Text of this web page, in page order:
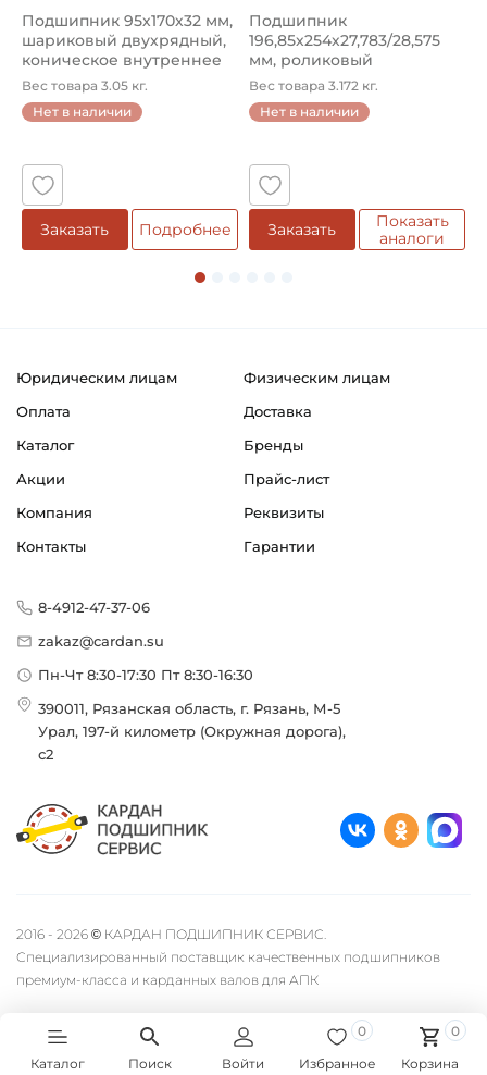
Подшипник 95х170х32 мм,
шариковый двухрядный,
коническое внутреннее
кол...
Вес товара 3.05 кг.
Нет в наличии
Заказать Подробнее
Подшипник
196,85х254х27,783/28,575
мм, роликовый
однорядный конический
...
Вес товара 3.172 кг.
Нет в наличии
Заказать
Показать
аналоги
Юридическим лицам
Физическим лицам
Оплата
Доставка
Каталог
Бренды
Акции
Прайс-лист
Компания
Реквизиты
Контакты
Гарантии
8-4912-47-37-06
zakaz@cardan.su
Пн-Чт 8:30-17:30 Пт 8:30-16:30
390011, Рязанская область, г. Рязань, М-5
Урал, 197-й километр (Окружная дорога),
с2
2016 - 2026 © КАРДАН ПОДШИПНИК СЕРВИС.
Специализированный поставщик качественных подшипников
премиум-класса и карданных валов для АПК
Каталог Поиск Войти Избранное
0
Корзина
0
Быстро с 1С-Битрикс